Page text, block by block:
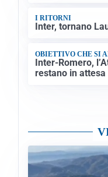
I RITORNI
Inter, tornano
OBIETTIVO CHE SI
Inter-Romero,
restano in attesa